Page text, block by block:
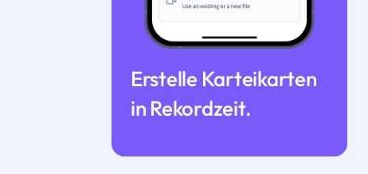
Erstelle Karteikarten
in Rekordzeit.